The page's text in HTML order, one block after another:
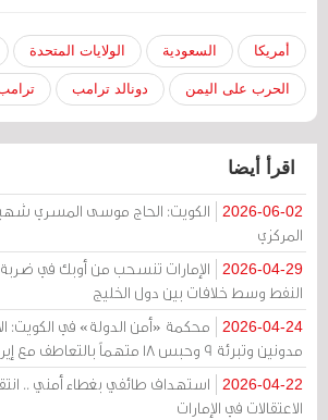
أمريكا السعودية الولايات المتحدة
الحرب على اليمن دونالد ترامب
اقرأ أيضا
2026-06-02
الكويت: الحاج موسى المسري
المركزي
2026-04-29
الإمارات تنسحب من أوبك في
النفط وسط خلافات بين دول الخليج
2026-04-24
مدونين وتبرئة 9 وحبس 18 متهماً بالتعاطف مع إيران
2026-04-22
استهداف طائفي بغطاء أمني ..
الاعتقالات في الإمارات